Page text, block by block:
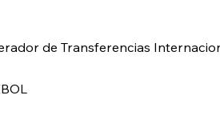
de Transferencias